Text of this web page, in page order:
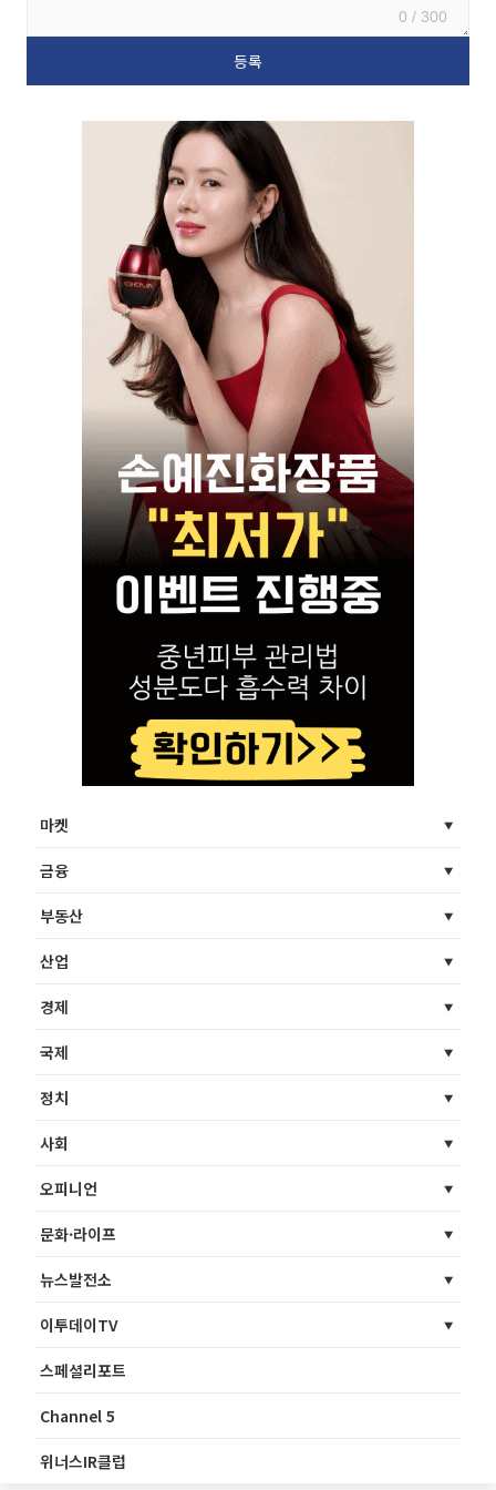
0 / 300
마켓
금융
부동산
산업
경제
국제
정치
사회
오피니언
문화·라이프
뉴스발전소
이투데이TV
스페셜리포트
Channel 5
위너스IR클럽